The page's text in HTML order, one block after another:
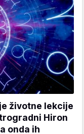
životne lekcije
Hiron
onda ih